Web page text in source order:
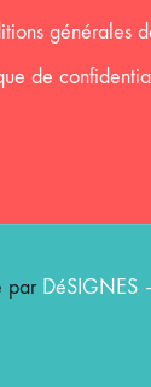
générales
de
par DéSIGNES